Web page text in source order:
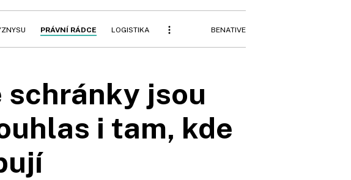
PRÁVNÍ RÁDCE LOGISTIKA BENATIVE
schránky jsou
i tam, kde